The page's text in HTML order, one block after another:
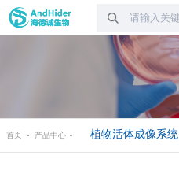
首页 产品中心 植物活体成像系统